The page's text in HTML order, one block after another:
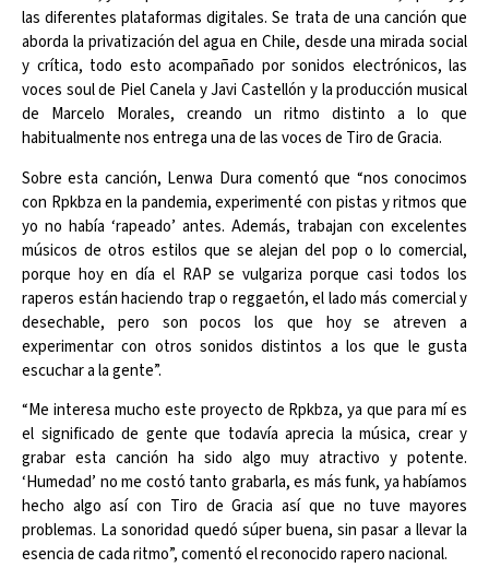
las diferentes plataformas digitales. Se trata de una canción que
aborda la privatización del agua en Chile, desde una mirada social
y crítica, todo esto acompañado por sonidos electrónicos, las
voces soul de Piel Canela y Javi Castellón y la producción musical
de Marcelo Morales, creando un ritmo distinto a lo que
habitualmente nos entrega una de las voces de Tiro de Gracia.
Sobre esta canción, Lenwa Dura comentó que “nos conocimos
con Rpkbza en la pandemia, experimenté con pistas y ritmos que
yo no había ‘rapeado’ antes. Además, trabajan con excelentes
músicos de otros estilos que se alejan del pop o lo comercial,
porque hoy en día el RAP se vulgariza porque casi todos los
raperos están haciendo trap o reggaetón, el lado más comercial y
desechable, pero son pocos los que hoy se atreven a
experimentar con otros sonidos distintos a los que le gusta
escuchar a la gente”.
“Me interesa mucho este proyecto de Rpkbza, ya que para mí es
el significado de gente que todavía aprecia la música, crear y
grabar esta canción ha sido algo muy atractivo y potente.
‘Humedad’ no me costó tanto grabarla, es más funk, ya habíamos
hecho algo así con Tiro de Gracia así que no tuve mayores
problemas. La sonoridad quedó súper buena, sin pasar a llevar la
esencia de cada ritmo”, comentó el reconocido rapero nacional.